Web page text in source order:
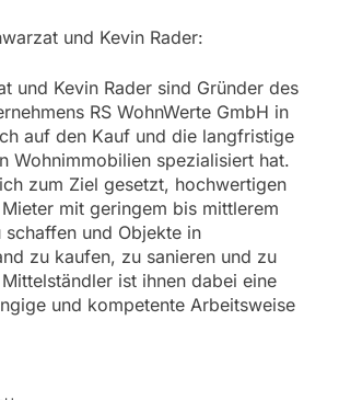
und Kevin Rader:
und Kevin Rader sind Gründer des
RS WohnWerte GmbH in
auf den Kauf und die langfristige
Wohnimmobilien spezialisiert hat.
zum Ziel gesetzt, hochwertigen
mit geringem bis mittlerem
schaffen und Objekte in
zu kaufen, zu sanieren und zu
ist ihnen dabei eine
und kompetente Arbeitsweise